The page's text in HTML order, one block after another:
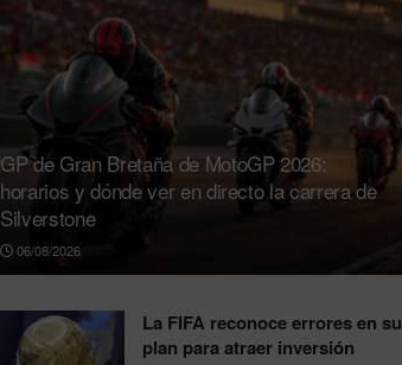
GP de Gran Bretaña de MotoGP 2026:
horarios y dónde ver en directo la carrera de
Silverstone
06/08/2026
La FIFA reconoce errores en su
plan para atraer inversión